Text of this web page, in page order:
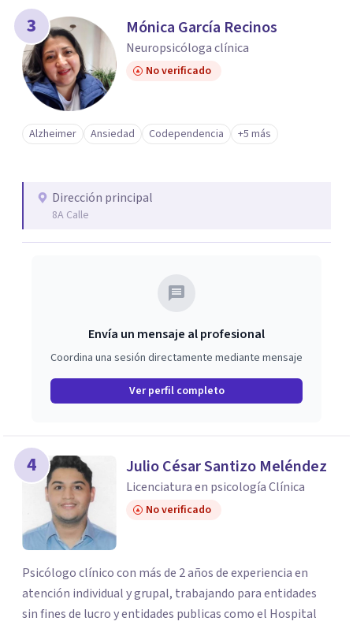
3 Mónica García Recinos
Neuropsicóloga clínica
No verificado
Alzheimer Ansiedad Codependencia +5 más
Dirección principal
8A Calle
Envía un mensaje al profesional
Coordina una sesión directamente mediante mensaje
Ver perfil completo
4 Julio César Santizo Meléndez
Licenciatura en psicología Clínica
No verificado
Psicólogo clínico con más de 2 años de experiencia en
atención individual y grupal, trabajando para entidades
sin fines de lucro y entidades publicas como el Hospital